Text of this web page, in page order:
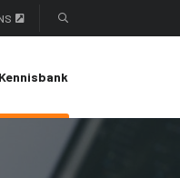
Kennisbank